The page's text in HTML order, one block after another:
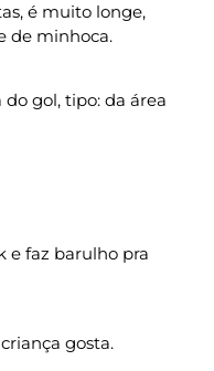
é muito longe,
de minhoca.
gol, tipo: da área
e faz barulho pra
gosta.